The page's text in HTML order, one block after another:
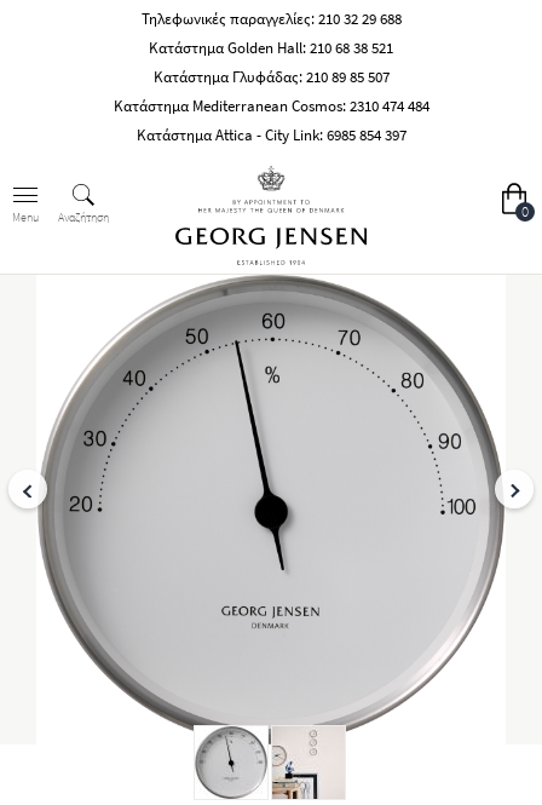
Τηλεφωνικές παραγγελίες:210 32 29 688
Κατάστημα Golden Hall:210 68 38 521
Κατάστημα Γλυφάδας:210 89 85 507
Κατάστημα Mediterranean Cosmos:2310 474 484
Κατάστημα Attica - City Link:6985 854 397
Menu Αναζήτηση 0